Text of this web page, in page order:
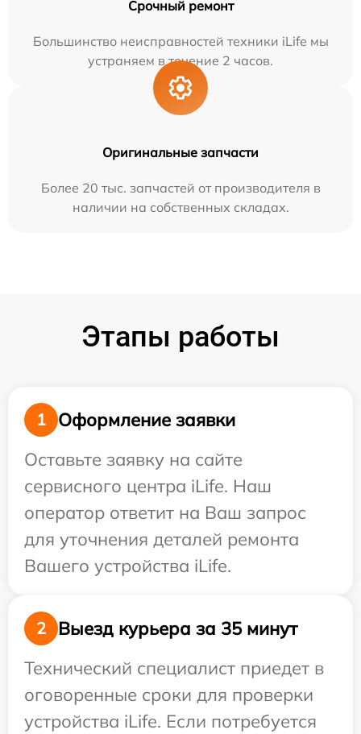
Срочный ремонт
Большинство неисправностей техники iLife мы
устраняем в течение 2 часов.
Оригинальные запчасти
Более 20 тыс. запчастей от производителя в
наличии на собственных складах.
Этапы работы
1
Оформление заявки
Оставьте заявку на сайте
сервисного центра iLife. Наш
оператор ответит на Ваш запрос
для уточнения деталей ремонта
Вашего устройства iLife.
2
Выезд курьера за 35 минут
Технический специалист приедет в
оговоренные сроки для проверки
устройства iLife. Если потребуется